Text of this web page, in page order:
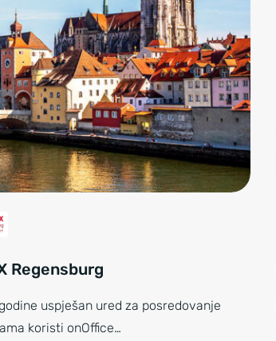
Regensburg
uspješan ured za posredovanje
koristi onOffice…